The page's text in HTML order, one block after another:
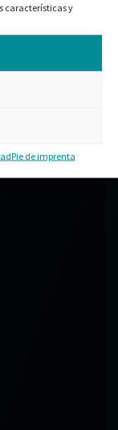
características y
Pie de imprenta